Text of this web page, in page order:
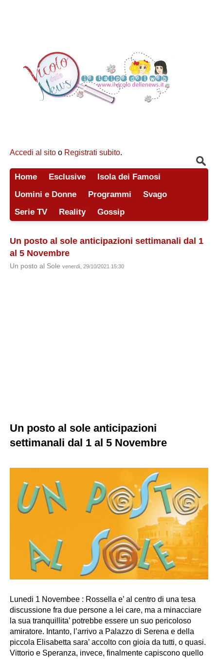
Accedi al sito o Registrati subito.
Home Esclusive
Isola dei Famosi
Uomini e Donne
Programmi
Svago
Serie TV
Reality Gossip
Un posto al sole anticipazioni settimanali dal 1
al 5 Novembre
Un posto al Sole venerdì, 29/10/2021 15:30
Un posto al sole anticipazioni
settimanali dal 1 al 5 Novembre
Lunedi 1 Novembee : Rossella e’ al centro di una tesa
discussione fra due persone a lei care, ma a minacciare
la sua tranquillita’ potrebbe essere un suo pericoloso
amiratore. Intanto, l’arrivo a Palazzo di Serena e della
piccola Elisabetta sara’ accolto con gioia da tutti, o quasi.
Vittorio e Speranza, invece, finalmente capiscono quello